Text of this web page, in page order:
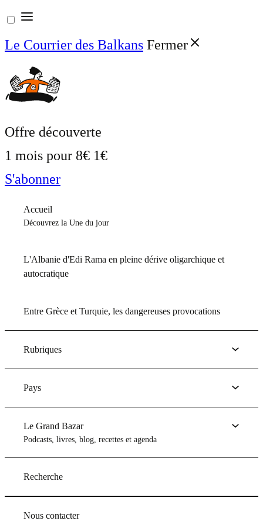
Aller
au
contenu
Le Courrier des Balkans Fermer
Offre découverte
1 mois pour 8€ 1€
S'abonner
Accueil
Découvrez la Une du jour
L'Albanie d'Edi Rama en pleine dérive oligarchique et
autocratique
Entre Grèce et Turquie, les dangereuses provocations
Rubriques
Pays
Le Grand Bazar
Podcasts, livres, blog, recettes et agenda
Recherche
Nous contacter